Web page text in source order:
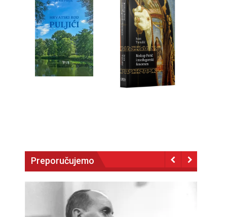
Preporučujemo